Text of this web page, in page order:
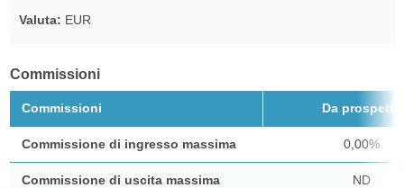
Valuta: EUR
Commissioni
Commissioni Da prospetto
Commissione di ingresso massima 0,00%
Commissione di uscita massima ND